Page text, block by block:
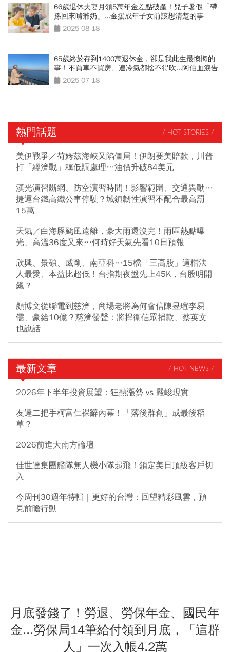
66歲退休夫妻月領5萬年金差點破產！兒子暑假「帶
孫回來啃爺奶」...金援成年子女前該想清楚的事
2025-08-18
65歲終於存到1400萬退休金，卻是我此生最懊悔的
事！不買車不買房、連冷氣都捨不得吹...阿伯血淚告
白 2025-07-18
熱門話題 / HOT STORIES /
美伊戰爭／荷姆茲海峽又陷僵局！伊朗要美賠款，川普
打「經濟戰」稱低調處理…油價升破84美元
漢光演習斷網、防空演習時間！影響範圍、交通異動…
捷運台鐵高鐵公車停駛？城鎮韌性演習不配合最高罰
15萬
天氣／白海豚颱風遠離，豪大雨還沒完！雨區熱點曝
光、高溫36度又來…何時好天氣先看10日預報
欣興、景碩、威剛、南亞科…15檔「三高股」這檔法
人最愛、本益比超低！台指期夜盤先上45K，台股明開
飆？
顏博文從聯電到慈濟，商場老將為何會信陳昱瑄李易
儒、豪給10億？慈濟發聲：將捍衛信眾捐款、蔡英文
也說話
最新文章 / HOT NEWS /
2026年下半年投資展望：狂熱漲勢 vs 嚴峻現實
友達二把手柯富仁裸辭內幕！「落後群創」成最後稻
草？
2026前進大南方論壇
佳世達集團艦隊無人機小隊起飛！鎖定美日頂級客戶切
入
今周刊30週年特輯｜更好的台灣：回望精彩風雲，預
見前瞻行動
月底發錢了！勞退、勞保年金、國民年
金...勞保局14筆給付領到月底，「這群
人」一次入帳4.2萬